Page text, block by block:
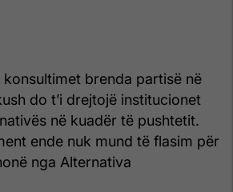
konsultimet brenda partisë në
do t’i drejtojë institucionet
në kuadër të pushtetit.
ende nuk mund të flasim për
nga Alternativa